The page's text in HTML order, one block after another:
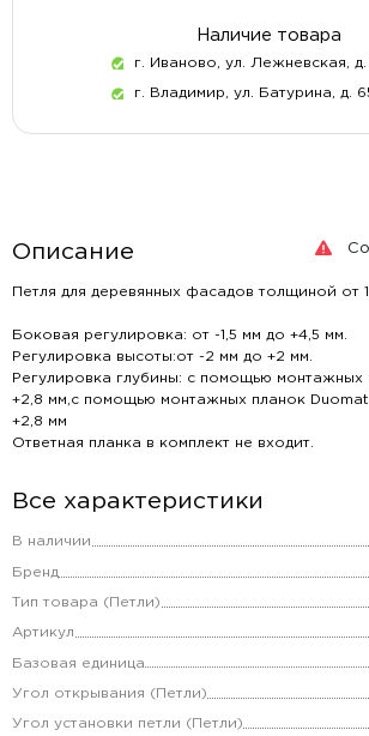
Наличие товара
г. Иваново, ул. Лежневская, д.
г. Владимир, ул. Батурина, д.
Описание
Петля для деревянных фасадов толщиной от
Боковая регулировка: от -1,5 мм до +4,5 мм.
Регулировка высоты:от -2 мм до +2 мм.
Регулировка глубины: с помощью монтажных
+2,8 мм,с помощью монтажных планок
+2,8 мм
Ответная планка в комплект не входит.
Все характеристики
В наличии
Бренд
Тип товара (Петли)
Артикул
Базовая единица
Угол открывания (Петли)
Угол установки петли (Петли)